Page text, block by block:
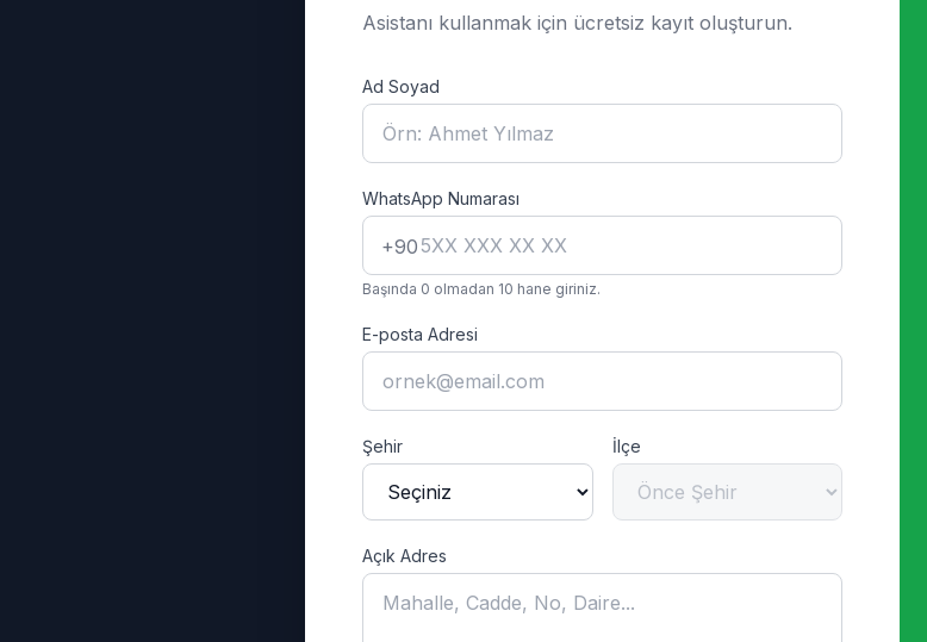
Asistanı kullanmak için ücretsiz kayıt oluşturun.
Ad Soyad
WhatsApp Numarası
+90
Başında 0 olmadan 10 hane giriniz.
E-posta Adresi
Şehir İlçe
Açık Adres